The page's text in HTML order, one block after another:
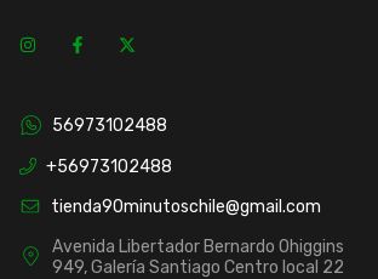
56973102488
+56973102488
tienda90minutoschile@gmail.com
Avenida Libertador Bernardo Ohiggins
949, Galería Santiago Centro local 22